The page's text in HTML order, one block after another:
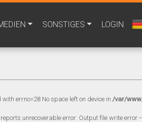
SONSTIGES LOGIN
errno=28 No space left on device in /var/
unrecoverable error: Output file write error